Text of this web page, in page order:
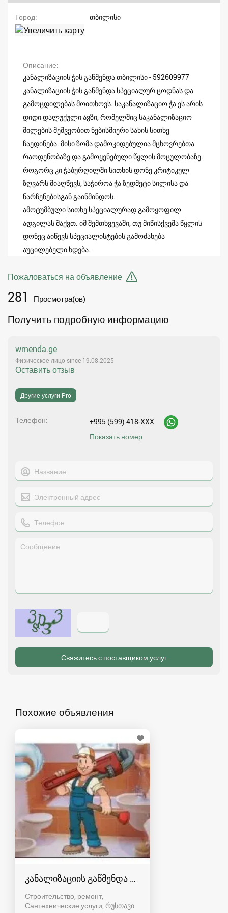
Город თბილისი
Описание
კანალიზაციის ჭის გაწმენდა თბილისი - 592609977
კანალიზაციის ჭის გაწმენდა სპეციალურ ცოდნას და
გამოცდილებას მოითხოვს. საკანალიზაციო ჭა ეს არის
დიდი დალუქული ავზი, რომელშიც საკანალიზაციო
მილების მეშვეობით ნებისმიერი სახის სითხე
ჩაედინება. მისი ზომა დამოკიდებულია მცხოვრებთა
რაოდენობაზე და გამოყენებული წყლის მოცულობაზე.
როგორც კი ჭაბურღილში სითხის დონე კრიტიკულ
ზღვარს მიაღწევს, საჭიროა ჭა ზედმეტი სილისა და
ნარჩენებისგან გაიწმინდოს.
ამოტუმბული სითხე სპეციალურად გამოყოფილ
ადგილას მაქვთ. იმ შემთხვევაში, თუ მიწისქვეშა წყლის
დონეც აიწევს სპეციალისტების გამოძახება
აუცილებელი ხდება.
Пожаловаться на объявление
281 Просмотра(ов)
Получить подробную информацию
wmenda.ge
Физическое лицо since 19.08.2025
Оставить отзыв
Другие услуги Pro
Телефон
+995 (599) 418-XXX
Показать номер
Похожие объявления
კანალიზაციის გაწმენდა რუსთავში
Строительство, ремонт,
Сантехнические услуги რუსთავი